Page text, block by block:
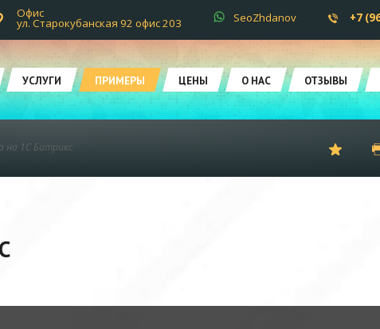
Офис
ул. Старокубанская 92 офис 203 SeoZhdanov +7
УСЛУГИ ПРИМЕРЫ ЦЕНЫ О НАС ОТЗЫВЫ
на 1С Битрикс